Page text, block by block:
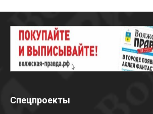
Спецпроекты